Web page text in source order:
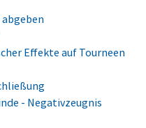
Effekte auf Tourneen
- Negativzeugnis